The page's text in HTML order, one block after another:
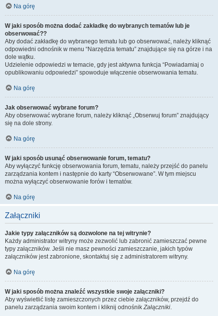
Na górę
W jaki sposób można dodać zakładkę do wybranych tematów lub je
obserwować??
Aby dodać zakładkę do wybranego tematu lub go obserwować, należy kliknąć
odpowiedni odnośnik w menu “Narzędzia tematu” znajdujące się na górze i na
dole wątku.
Udzielenie odpowiedzi w temacie, gdy jest aktywna funkcja “Powiadamiaj o
opublikowaniu odpowiedzi” spowoduje włączenie obserwowania tematu.
Na górę
Jak obserwować wybrane forum?
Aby obserwować wybrane forum, należy kliknąć „Obserwuj forum” znajdujący
się na dole strony.
Na górę
W jaki sposób usunąć obserwowanie forum, tematu?
Aby wyłączyć funkcję obserwowania forum, tematu, należy przejść do panelu
zarządzania kontem i następnie do karty “Obserwowane”. W tym miejscu
można wyłączyć obserwowanie forów i tematów.
Na górę
Załączniki
Jakie typy załączników są dozwolone na tej witrynie?
Każdy administrator witryny może zezwolić lub zabronić zamieszczać pewne
typy załączników. Jeśli nie masz pewności zamieszczanie, jakich typów
załączników jest zabronione, skontaktuj się z administratorem witryny.
Na górę
W jaki sposób można znaleźć wszystkie swoje załączniki?
Aby wyświetlić listę zamieszczonych przez ciebie załączników, przejdź do
panelu zarządzania swoim kontem i kliknij odnośnikZałączniki.